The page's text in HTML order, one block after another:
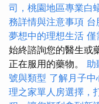
司，桃園地區專業白
務詳情與注意事項 台
夢想中的理想生活 僅
始終諮詢您的醫生或
正在服用的藥物。 助
號與類型 了解月子
理之家單人房選擇，